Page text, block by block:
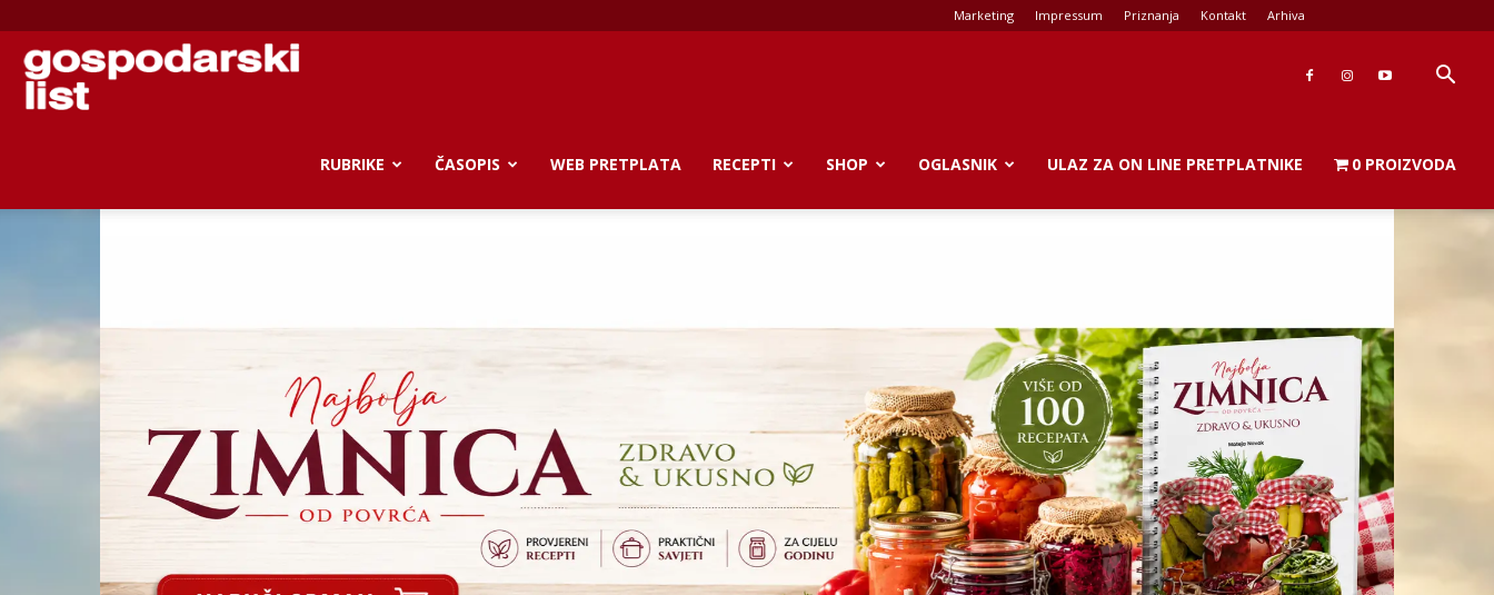
Marketing Impressum Priznanja Kontakt Arhiva
Gospodarski
RUBRIKE ČASOPIS WEB PRETPLATA RECEPTI SHOP OGLASNIK ULAZ ZA ON LINE PRETPLATNIKE 0 PROIZVODA